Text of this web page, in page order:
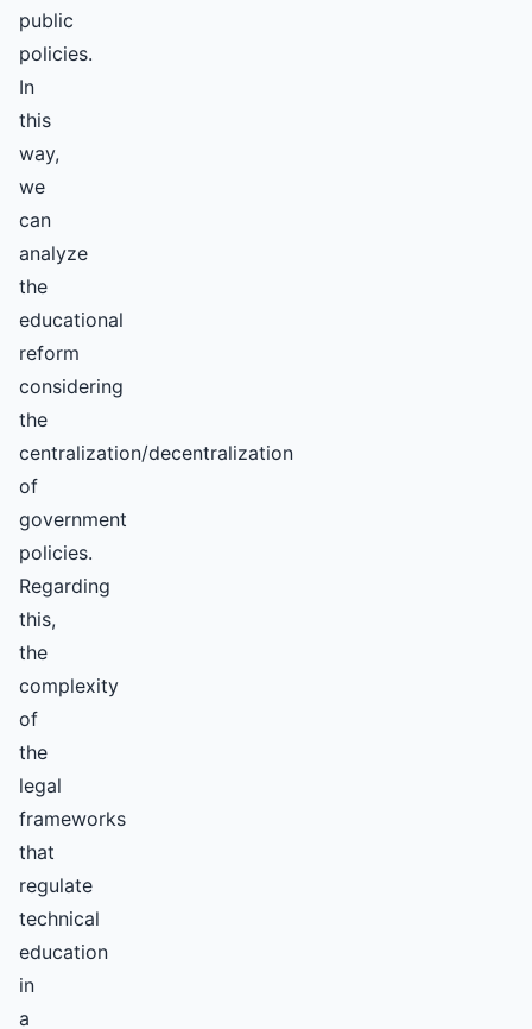
public
policies.
In
this
way,
we
can
analyze
the
educational
reform
considering
the
centralization/decentralization
of
government
policies.
Regarding
this,
the
complexity
of
the
legal
frameworks
that
regulate
technical
education
in
a